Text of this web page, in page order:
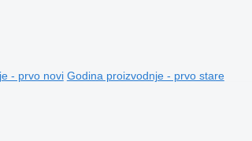
- prvo novi Godina proizvodnje - prvo stare